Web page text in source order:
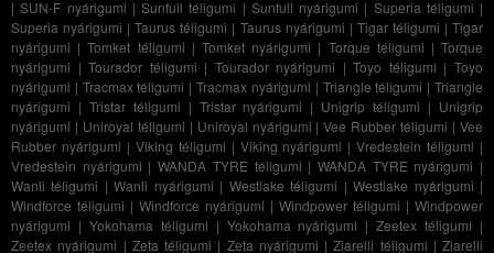
|SUN-F nyárigumi | Sunfull téligumi | Sunfull nyárigumi | Superia téligumi |
Superia nyárigumi |Taurus téligumi | Taurus nyárigumi | Tigar téligumi |Tigar
nyárigumi |Tomket téligumi | Tomket nyárigumi | Torque téligumi |Torque
nyárigumi |Tourador téligumi | Tourador nyárigumi |Toyo téligumi |Toyo
nyárigumi | Tracmax téligumi |Tracmax nyárigumi | Triangle téligumi |Triangle
nyárigumi | Tristar téligumi | Tristar nyárigumi | Unigrip téligumi | Unigrip
nyárigumi | Uniroyal téligumi | Uniroyal nyárigumi |Vee Rubber téligumi |Vee
Rubber nyárigumi | Viking téligumi | Viking nyárigumi |Vredestein téligumi |
Vredestein nyárigumi |WANDA TYRE téligumi | WANDA TYRE nyárigumi |
Wanli téligumi |Wanli nyárigumi | Westlake téligumi |Westlake nyárigumi |
Windforce téligumi | Windforce nyárigumi | Windpower téligumi | Windpower
nyárigumi | Yokohama téligumi | Yokohama nyárigumi |Zeetex téligumi |
Zeetex nyárigumi | Zeta téligumi | Zeta nyárigumi |Ziarelli téligumi | Ziarelli